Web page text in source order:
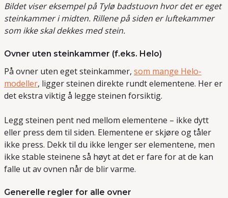
Bildet viser eksempel på Tylø badstuovn hvor det er eget
steinkammer i midten. Rillene på siden er luftekammer
som ikke skal dekkes med stein.
Ovner uten steinkammer (f.eks. Helo)
På ovner uten eget steinkammer, som mange Helo-
modeller, ligger steinen direkte rundt elementene. Her er
det ekstra viktig å legge steinen forsiktig.
Legg steinen pent ned mellom elementene – ikke dytt
eller press dem til siden. Elementene er skjøre og tåler
ikke press. Dekk til du ikke lenger ser elementene, men
ikke stable steinene så høyt at det er fare for at de kan
falle ut av ovnen når de blir varme.
Generelle regler for alle ovner